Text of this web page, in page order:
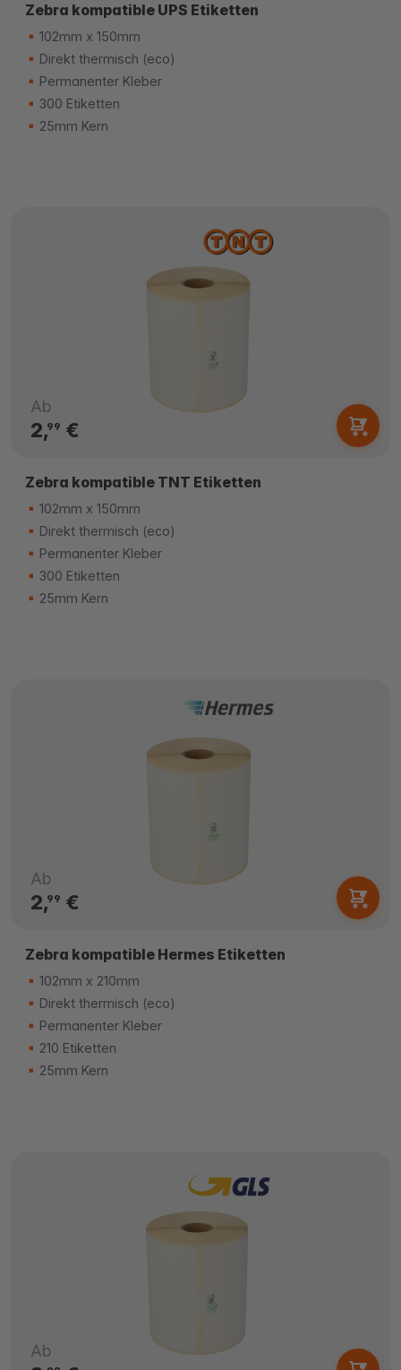
Zebra kompatible UPS Etiketten
102mm x 150mm
Direkt thermisch (eco)
Permanenter Kleber
300 Etiketten
25mm Kern
Ab
2,99 €
Zebra kompatible TNT Etiketten
102mm x 150mm
Direkt thermisch (eco)
Permanenter Kleber
300 Etiketten
25mm Kern
Ab
2,99 €
Zebra kompatible Hermes Etiketten
102mm x 210mm
Direkt thermisch (eco)
Permanenter Kleber
210 Etiketten
25mm Kern
Ab